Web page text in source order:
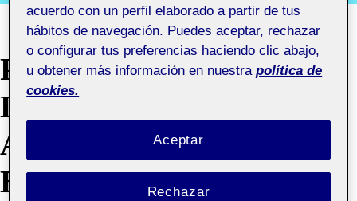
PEC 3.3 DESARROLLO
DE LAS
APLICACIONES
BÁSICAS
acuerdo con un perfil elaborado a partir de tus
hábitos de navegación. Puedes aceptar, rechazar
o configurar tus preferencias haciendo clic abajo,
u obtener más información en nuestra política de
cookies.
Rechazar
Aceptar